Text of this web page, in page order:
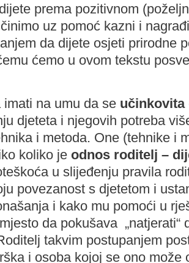
prema pozitivnom
uz pomoć kazni i
da dijete osjeti prirodne
ćemo u ovom tekstu
na umu da se
djeteta i njegovih potreba
i metoda. One (tehnike i
koliko je odnos roditelj –
u slijeđenju pravila
povezanost s djetetom i
i kako mu pomoći u
da pokušava „natjerati“
takvim postupanjem
i osoba kojoj se ono može